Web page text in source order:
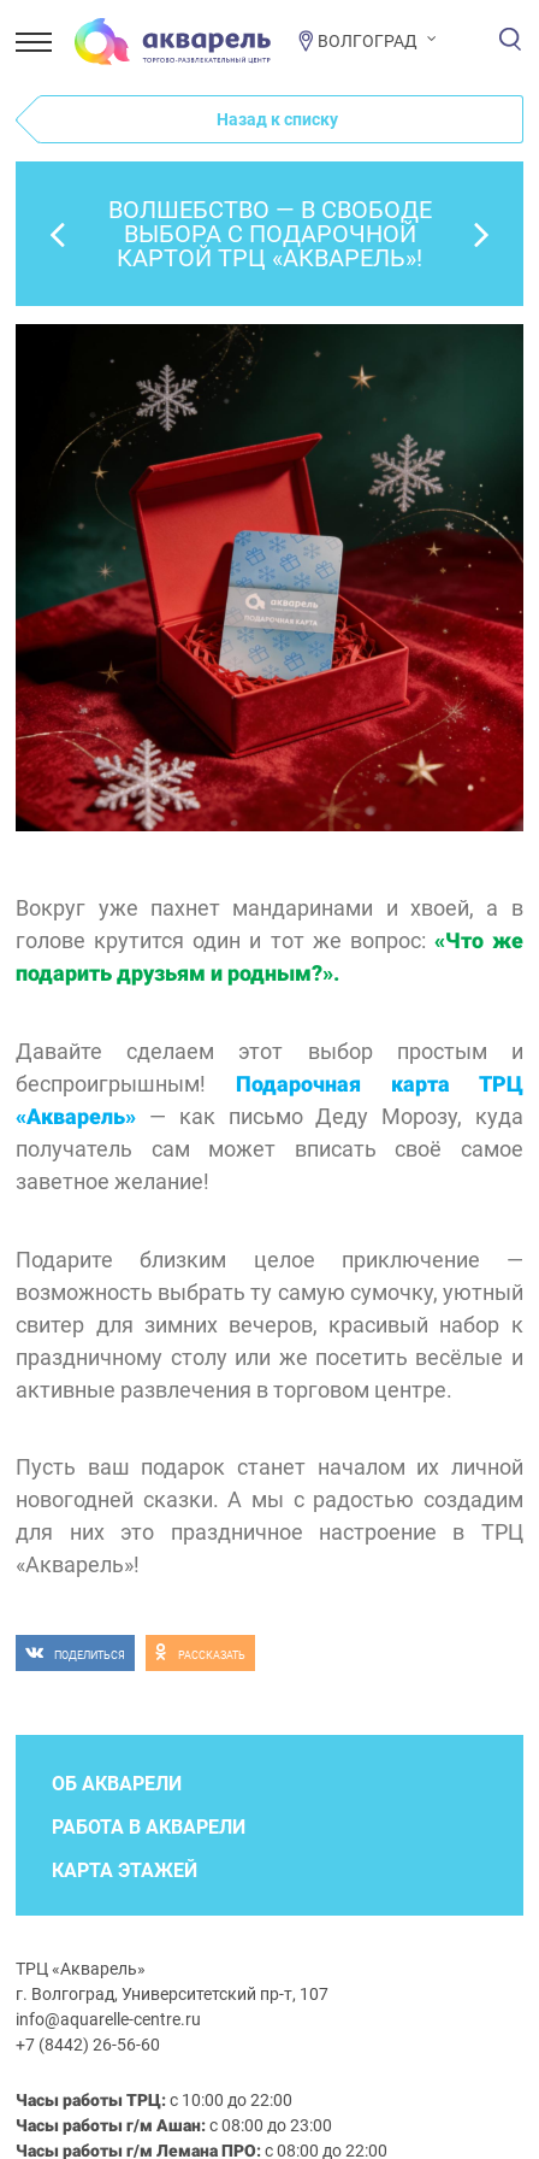
ВОЛГОГРАД
Назад к списку
ВОЛШЕБСТВО — В СВОБОДЕ
ВЫБОРА С ПОДАРОЧНОЙ
КАРТОЙ ТРЦ «АКВАРЕЛЬ»!
Вокруг уже пахнет мандаринами и хвоей, а в
голове крутится один и тот же вопрос: «Что же
подарить друзьям и родным?».
Давайте сделаем этот выбор простым и
беспроигрышным! Подарочная карта ТРЦ
«Акварель» — как письмо Деду Морозу, куда
получатель сам может вписать своё самое
заветное желание!
Подарите близким целое приключение —
возможность выбрать ту самую сумочку, уютный
свитер для зимних вечеров, красивый набор к
праздничному столу или же посетить весёлые и
активные развлечения в торговом центре.
Пусть ваш подарок станет началом их личной
новогодней сказки. А мы с радостью создадим
для них это праздничное настроение в ТРЦ
«Акварель»!
ПОДЕЛИТЬСЯ РАССКАЗАТЬ
ОБ АКВАРЕЛИ
РАБОТА В АКВАРЕЛИ
КАРТА ЭТАЖЕЙ
ТРЦ «Акварель»
г. Волгоград, Университетский пр-т, 107
info@aquarelle-centre.ru
+7 (8442) 26-56-60
Часы работы ТРЦ:с 10:00 до 22:00
Часы работы г/м Ашан:с 08:00 до 23:00
Часы работыг/мЛемана ПРО:с 08:00 до 22:00